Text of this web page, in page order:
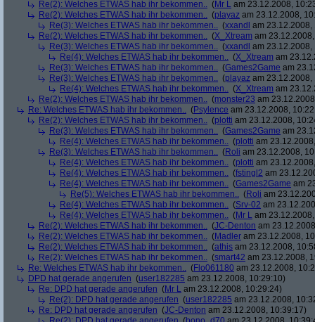
Re(2): Welches ETWAS hab ihr bekommen.. (Mr L am 23.12.2008,
Re(2): Welches ETWAS hab ihr bekommen.. (playaz am 23.12.2008,
Re(3): Welches ETWAS hab ihr bekommen.. (xxandl am 23.12.2008,
Re(2): Welches ETWAS hab ihr bekommen.. (X_Xtream am
Re(3): Welches ETWAS hab ihr bekommen.. (xxandl am 23.12.2008,
Re(4): Welches ETWAS hab ihr bekommen.. (X_Xtream am
Re(3): Welches ETWAS hab ihr bekommen.. (Games2Game am
Re(3): Welches ETWAS hab ihr bekommen.. (playaz am 23.12.2008,
Re(4): Welches ETWAS hab ihr bekommen.. (X_Xtream am
Re(2): Welches ETWAS hab ihr bekommen.. (monster23 am
Re: Welches ETWAS hab ihr bekommen.. (Psylence am 23.12.2008,
Re(2): Welches ETWAS hab ihr bekommen.. (plotti am 23.12.2008,
Re(3): Welches ETWAS hab ihr bekommen.. (Games2Game am
Re(4): Welches ETWAS hab ihr bekommen.. (plotti am
Re(3): Welches ETWAS hab ihr bekommen.. (Roli am 23.12.2008,
Re(4): Welches ETWAS hab ihr bekommen.. (plotti am
Re(4): Welches ETWAS hab ihr bekommen.. (fstingl2 am
Re(4): Welches ETWAS hab ihr bekommen.. (Games2Game am
Re(5): Welches ETWAS hab ihr bekommen.. (Roli am
Re(4): Welches ETWAS hab ihr bekommen.. (Srv-02 am
Re(4): Welches ETWAS hab ihr bekommen.. (Mr L am
Re(2): Welches ETWAS hab ihr bekommen.. (JC-Denton am
Re(2): Welches ETWAS hab ihr bekommen.. (Madler am 23.12.2008,
Re(2): Welches ETWAS hab ihr bekommen.. (athis am 23.12.2008,
Re(2): Welches ETWAS hab ihr bekommen.. (smart42 am 23.12.2008,
Re: Welches ETWAS hab ihr bekommen.. (Flo061180 am 23.12.2008,
DPD hat gerade angerufen (user182285 am 23.12.2008, 10:29:10)
Re: DPD hat gerade angerufen (Mr L am 23.12.2008, 10:29:24)
Re(2): DPD hat gerade angerufen (user182285 am 23.12.2008,
Re: DPD hat gerade angerufen (JC-Denton am 23.12.2008, 10:39:17)